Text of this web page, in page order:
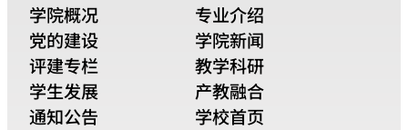
学院概况
专业介绍
党的建设
学院新闻
评建专栏
教学科研
学生发展
产教融合
通知公告
学校首页